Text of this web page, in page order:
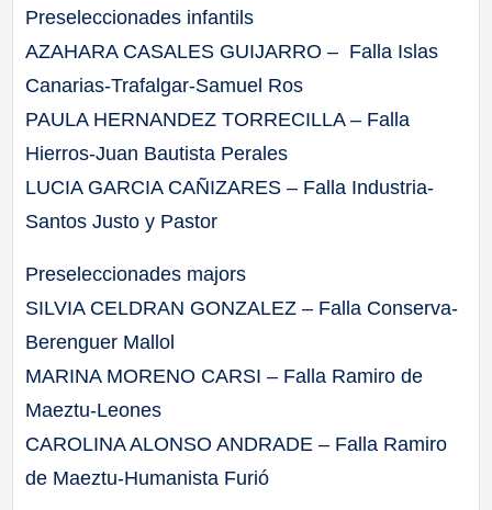
Preseleccionades infantils
AZAHARA CASALES GUIJARRO – Falla Islas
Canarias-Trafalgar-Samuel Ros
PAULA HERNANDEZ TORRECILLA – Falla
Hierros-Juan Bautista Perales
LUCIA GARCIA CAÑIZARES – Falla Industria-
Santos Justo y Pastor
Preseleccionades majors
SILVIA CELDRAN GONZALEZ – Falla Conserva-
Berenguer Mallol
MARINA MORENO CARSI – Falla Ramiro de
Maeztu-Leones
CAROLINA ALONSO ANDRADE – Falla Ramiro
de Maeztu-Humanista Furió